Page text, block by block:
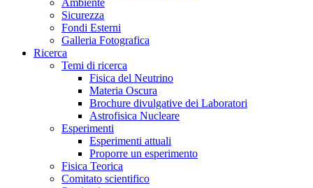
Ambiente
Sicurezza
Fondi Esterni
Galleria Fotografica
Ricerca
Temi di ricerca
Fisica del Neutrino
Materia Oscura
Brochure divulgative dei Laboratori
Astrofisica Nucleare
Esperimenti
Esperimenti attuali
Proporre un esperimento
Fisica Teorica
Comitato scientifico